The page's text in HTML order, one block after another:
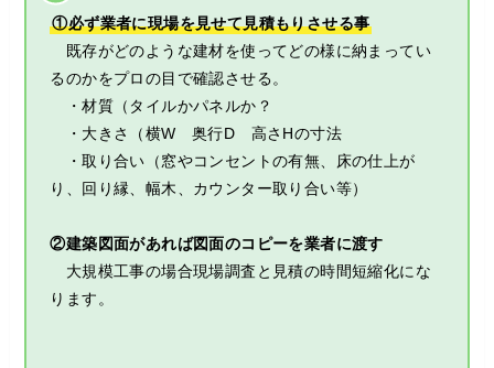
①必ず業者に現場を見せて見積もりさせる事
既存がどのような建材を使ってどの様に納まってい
るのかをプロの目で確認させる。
・材質（タイルかパネルか？
・大きさ（横W 奥行D 高さHの寸法
・取り合い（窓やコンセントの有無、床の仕上が
り、回り縁、幅木、カウンター取り合い等）
②建築図面があれば図面のコピーを業者に渡す
大規模工事の場合現場調査と見積の時間短縮化にな
ります。